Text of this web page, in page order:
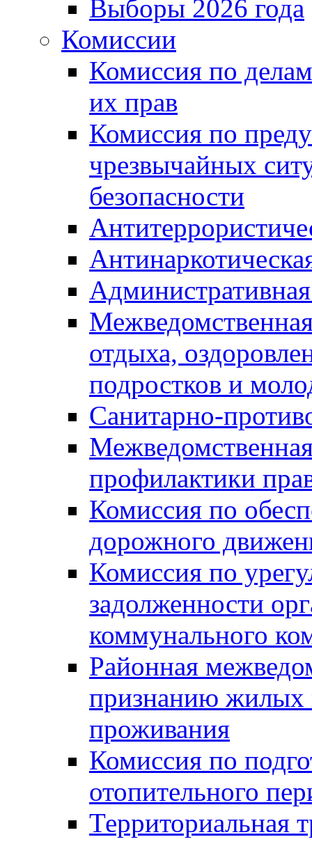
Выборы 2026 года
Комиссии
Комиссия по
их прав
Комиссия по
чрезвычайных
безопасности
отдыха,
подростков и
Санитарно-
профилактики
Комиссия по
дорожного
Комиссия по
задолженности
коммунального
Районная
признанию жилых
проживания
Комиссия по
отопительного
Территориальная